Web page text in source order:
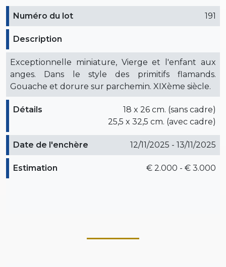
Numéro du lot 191
Description
Exceptionnelle miniature, Vierge et l'enfant aux
anges. Dans le style des primitifs flamands.
Gouache et dorure sur parchemin. XIXème siècle.
Détails
18 x 26 cm. (sans cadre)
25,5 x 32,5 cm. (avec cadre)
Date de l'enchère 12/11/2025 - 13/11/2025
Estimation € 2.000 - € 3.000